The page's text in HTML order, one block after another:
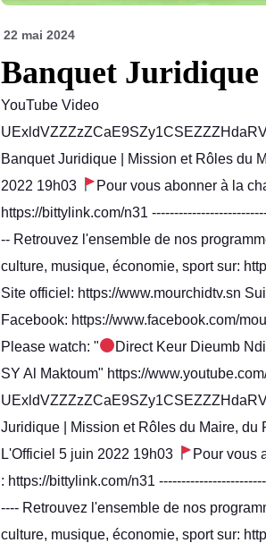
22 mai 2024
Banquet Juridique
YouTube Video
Banquet Juridique | Mission et Rôles du
2022 19h03
Pour vous abonner à la
https://bittylink.com/n31
-- Retrouvez l'ensemble de nos
culture, musique, économie, sport sur:
Site officiel: https://www.mourchidtv.sn
Facebook: https://www.facebook.com/
Please watch: "
Direct Keur Dieumb
SY Al Maktoum" https://
Juridique | Mission et Rôles du Maire,
L'Officiel 5 juin 2022 19h03
Pour vous
: https://bittylink.com/n31
---- Retrouvez l'ensemble de nos
culture, musique, économie, sport sur: